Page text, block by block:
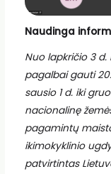
Naudinga
Nuo lapkričio 3 d.
pagalbai gauti
sausio 1 d. iki
nacionalinę
pagamintų
ikimokyklinio
patvirtintas